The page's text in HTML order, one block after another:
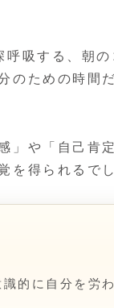
吸する、朝
のための時間
」や「自己肯
を得られるでし
的に自分を労